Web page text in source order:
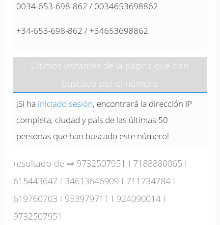
0034-653-698-862 / 0034653698862
+34-653-698-862 / +34653698862
Últimos visitantes de la página que han
buscado por el número
¡Si ha iniciado sesión, encontrará la dirección IP
completa, ciudad y país de las últimas 50
personas que han buscado este número!
resultado de ⇒ 9732507951 I 7188880065 I
615443647 I 34613646909 I 711734784 I
619760703 I 953979711 I 924090014 I
9732507951